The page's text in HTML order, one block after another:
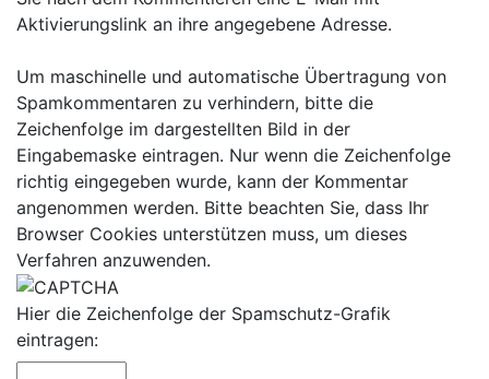
Aktivierungslink an ihre angegebene Adresse.
Um maschinelle und automatische Übertragung von
Spamkommentaren zu verhindern, bitte die
Zeichenfolge im dargestellten Bild in der
Eingabemaske eintragen. Nur wenn die Zeichenfolge
richtig eingegeben wurde, kann der Kommentar
angenommen werden. Bitte beachten Sie, dass Ihr
Browser Cookies unterstützen muss, um dieses
Verfahren anzuwenden.
Hier die Zeichenfolge der Spamschutz-Grafik
eintragen: